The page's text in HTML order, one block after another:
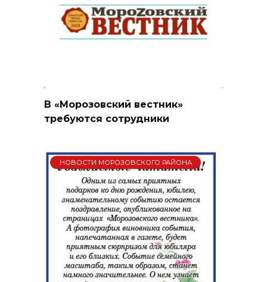
В «Морозовский вестник»
требуются сотрудники
НОВОСТИ МОРОЗОВСКОГО РАЙОНА